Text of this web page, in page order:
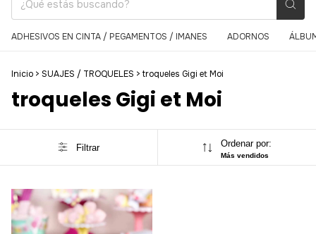
ADHESIVOS EN CINTA / PEGAMENTOS / IMANES ADORNOS
Inicio > SUAJES / TROQUELES > troqueles Gigi et Moi
troqueles Gigi et Moi
Filtrar Ordenar por:
Más vendidos